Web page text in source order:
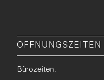
ÖFFNUNGSZEITEN
Bürozeiten: